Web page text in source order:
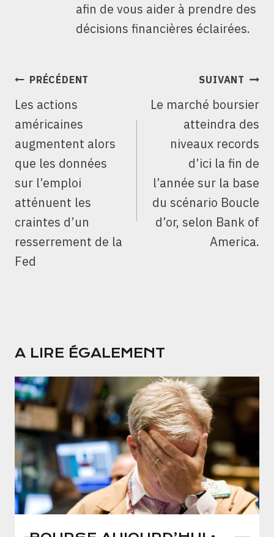
afin de vous aider à prendre des
décisions financières éclairées.
NAVIGATION
L’ARTICLE
PRÉCÉDENT
Les actions
américaines
augmentent alors
que les données
sur l’emploi
atténuent les
craintes d’un
resserrement de la
Fed
SUIVANT
Le marché boursier
atteindra des
niveaux records
d’ici la fin de
l’année sur la base
du scénario Boucle
d’or, selon Bank of
America.
A LIRE ÉGALEMENT